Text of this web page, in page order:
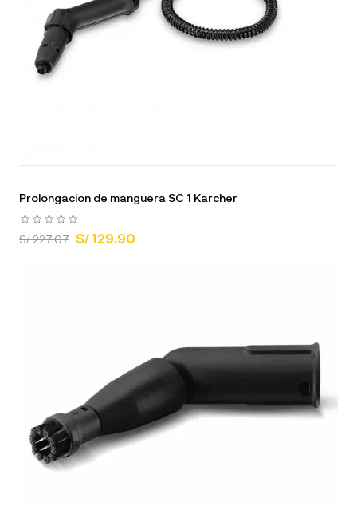
Prolongacion de manguera SC 1 Karcher
S/ 227.07 S/ 129.90